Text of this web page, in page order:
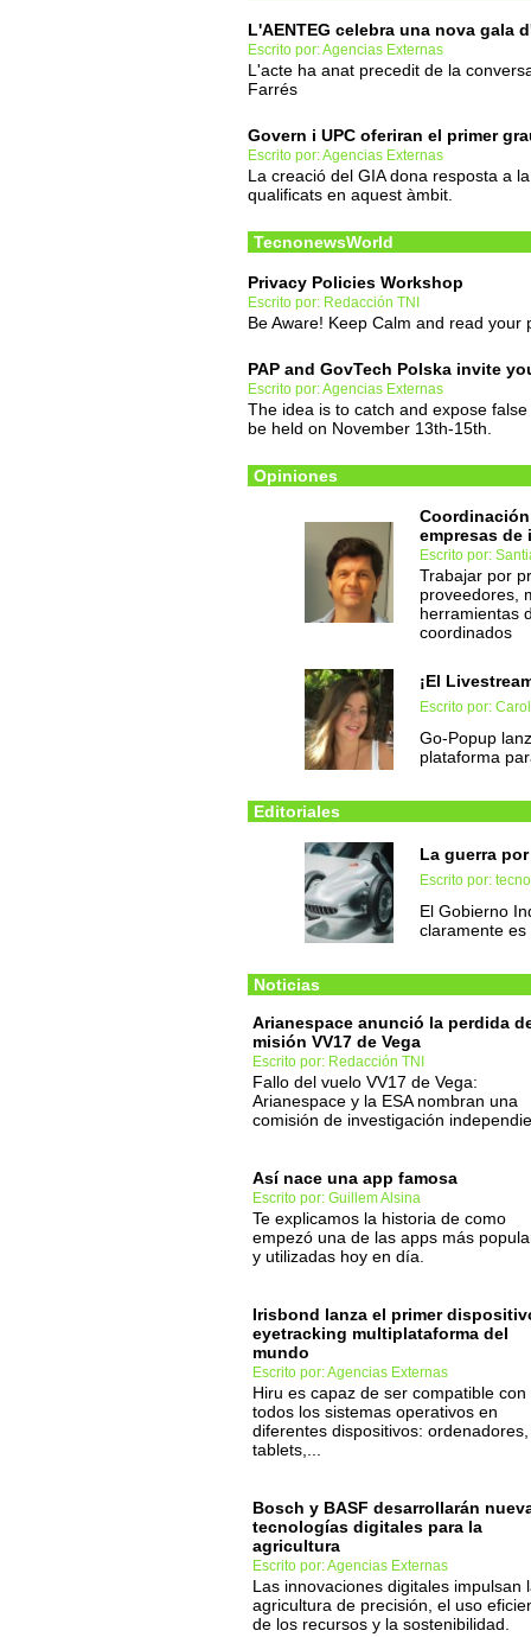
L'AENTEG celebra una nova gala
Escrito por: Agencias Externas
L'acte ha anat precedit de la
Farrés
Govern i UPC oferiran el primer
Escrito por: Agencias Externas
La creació del GIA dona resposta a
qualificats en aquest àmbit.
TecnonewsWorld
Privacy Policies Workshop
Escrito por: Redacción TNI
Be Aware! Keep Calm and read your
PAP and GovTech Polska invite
Escrito por: Agencias Externas
The idea is to catch and expose
be held on November 13th-15th.
Opiniones
empresas de
Escrito por:
Trabajar por
proveedores,
herramientas
coordinados
¡El
Escrito por:
Go-Popup
plataforma
Editoriales
La guerra
Escrito por:
El Gobierno
claramente
Noticias
Arianespace anunció la perdida
misión VV17 de Vega
Escrito por: Redacción TNI
Fallo del vuelo VV17 de Vega:
Arianespace y la ESA nombran una
comisión de investigación
Así nace una app famosa
Escrito por: Guillem Alsina
Te explicamos la historia de como
empezó una de las apps más
y utilizadas hoy en día.
Irisbond lanza el primer
eyetracking multiplataforma del
mundo
Escrito por: Agencias Externas
Hiru es capaz de ser compatible con
todos los sistemas operativos en
diferentes dispositivos: ordenadores,
tablets,...
Bosch y BASF desarrollarán
tecnologías digitales para la
agricultura
Escrito por: Agencias Externas
Las innovaciones digitales impulsan
agricultura de precisión, el uso
de los recursos y la sostenibilidad.